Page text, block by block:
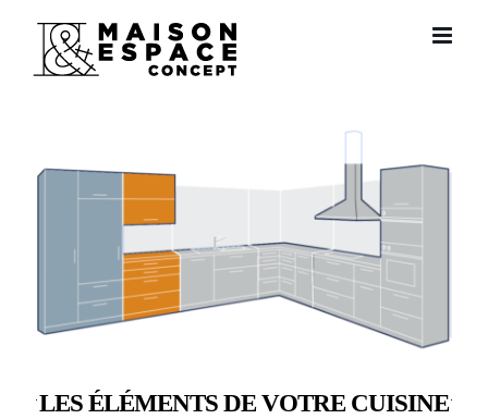
contenu
LES ÉLÉMENTS DE VOTRE CUISINE